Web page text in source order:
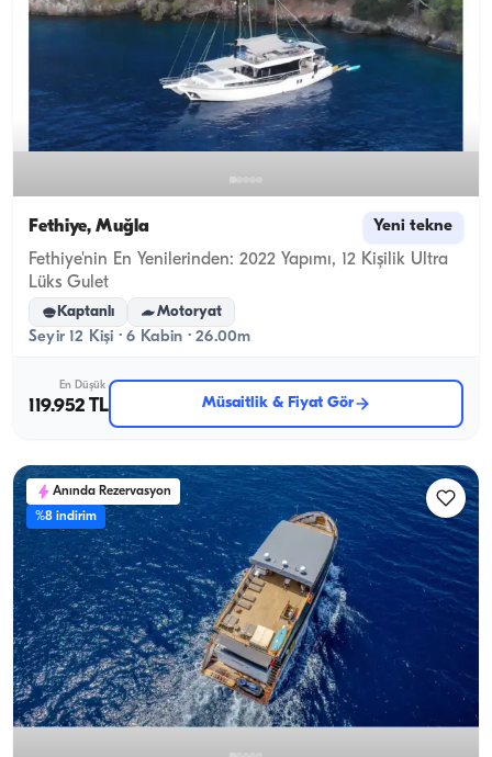
Fethiye, Muğla Yeni tekne
Fethiye'nin En Yenilerinden: 2022 Yapımı, 12 Kişilik Ultra
Lüks Gulet
Kaptanlı Motoryat
Seyir 12 Kişi · 6 Kabin · 26.00m
En Düşük
119.952 TL Müsaitlik & Fiyat Gör
Anında Rezervasyon
%8 indirim